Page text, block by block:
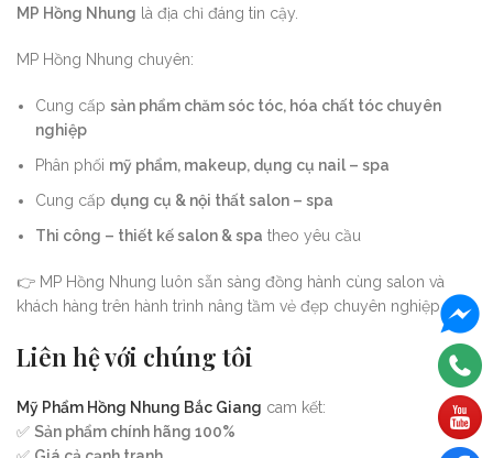
MP Hồng Nhung là địa chỉ đáng tin cậy.
MP Hồng Nhung chuyên:
Cung cấp sản phẩm chăm sóc tóc, hóa chất tóc chuyên
nghiệp
Phân phối mỹ phẩm, makeup, dụng cụ nail – spa
Cung cấp dụng cụ & nội thất salon – spa
Thi công – thiết kế salon & spa theo yêu cầu
👉 MP Hồng Nhung luôn sẵn sàng đồng hành cùng salon và
khách hàng trên hành trình nâng tầm vẻ đẹp chuyên nghiệp.
Liên hệ với chúng tôi
Mỹ Phẩm Hồng Nhung Bắc Giang cam kết:
✅ Sản phẩm chính hãng 100%